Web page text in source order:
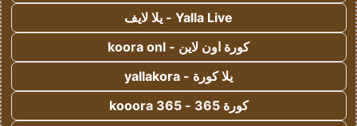
Yalla Live - يلا لايف
كورة اون لاين - koora onl
يلا كورة - yallakora
كورة 365 - kooora 365